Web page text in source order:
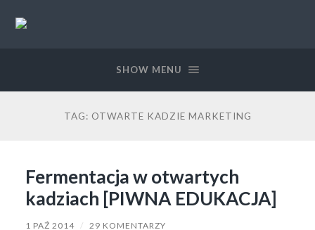
SHOW MENU
TAG: OTWARTE KADZIE MARKETING
Fermentacja w otwartych
kadziach [PIWNA EDUKACJA]
1 PAŹ 2014 / 29 KOMENTARZY